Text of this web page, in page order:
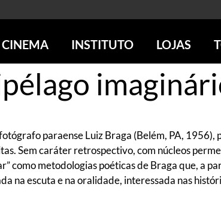
FOTOGRAFIA
CINEMA
SESSÕES DE CINEMA
SÃO PAULO
BLOG DO CINEMA
REVISTAS DE PROGRAMAÇÃO
COLEÇÃO DVD IMS
INSTITUTO
CENTROS CULTURAIS
IMS PAULISTA
SOBRE O IMS
QUEM SOMOS
AÇÃO SOCIAL
LOJAS
LOJA ONLINE
LOJAS FÍSICAS
paraense Luiz Braga (Belém, PA, 1956),
Sem caráter retrospectivo, com núcleos
como metodologias poéticas de Braga que, a
na escuta e na oralidade, interessada nas